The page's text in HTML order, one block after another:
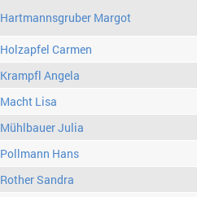
Hartmannsgruber Margot
Holzapfel Carmen
Krampfl Angela
Macht Lisa
Mühlbauer Julia
Pollmann Hans
Rother Sandra